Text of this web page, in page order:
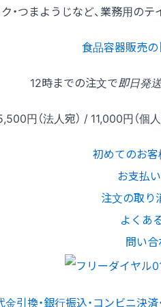
・つまようじなど、業務用の
食品容器販売の
12時までの注文で即日発送
円（法人宛） / 11,000円（個
初めてのお
お支払
注文の取り
よくあ
問い